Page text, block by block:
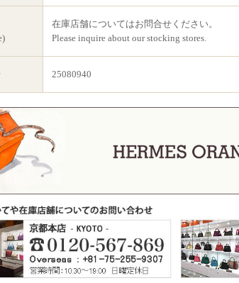
在庫店舗についてはお問合せください。
Please inquire about our stocking stores.
25080940